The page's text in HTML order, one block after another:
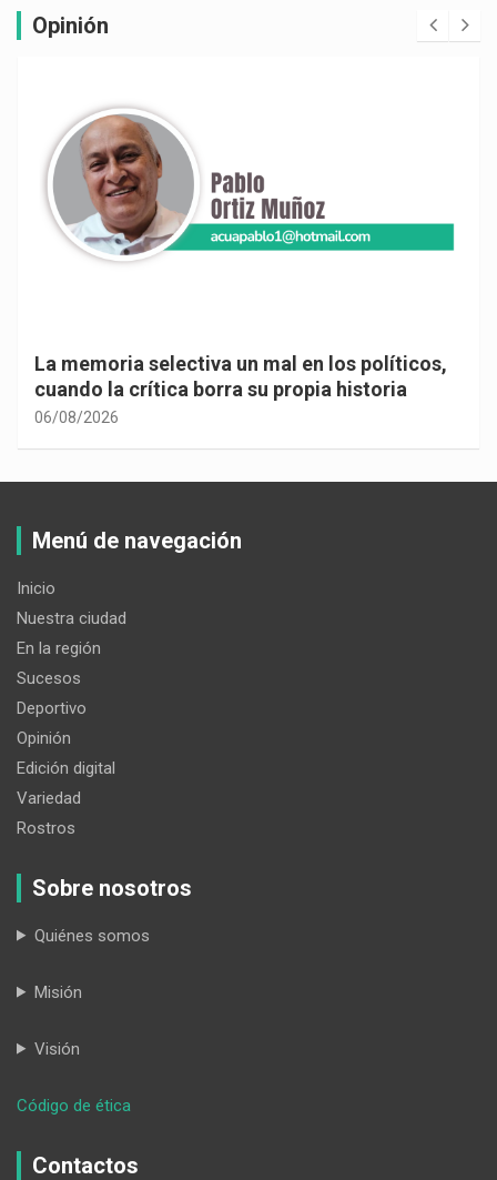
Opinión
La memoria selectiva un mal en los políticos,
cuando la crítica borra su propia historia
06/08/2026
Menú de navegación
Inicio
Nuestra ciudad
En la región
Sucesos
Deportivo
Opinión
Edición digital
Variedad
Rostros
Sobre nosotros
Quiénes somos
Misión
Visión
Código de ética
su
Contactos